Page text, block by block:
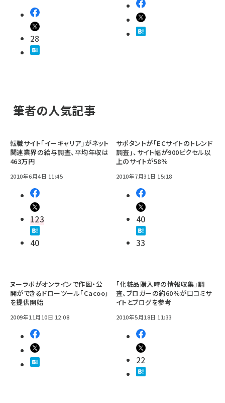
28
筆者の人気記事
転職サイト「イーキャリア」がネット
関連業界の給与調査、平均年収は
463万円
2010年6月4日 11:45
123
40
サポタントが「ECサイトのトレンド
調査」、サイト幅が900ピクセル以
上のサイトが58％
2010年7月31日 15:18
40
33
ヌーラボがオンラインで作図・公
開ができるドローツール「Cacoo」
を提供開始
2009年11月10日 12:08
「化粧品購入時の情報収集」調
査、ブロガーの約60％が口コミサ
イトとブログを参考
2010年5月18日 11:33
22